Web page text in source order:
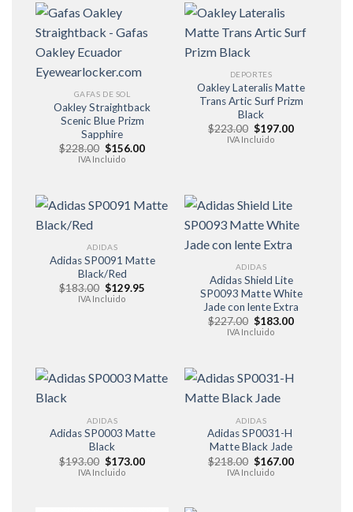
GAFAS DE SOL
Oakley Straightback
Scenic Blue Prizm
Sapphire
$228.00 El
precio
$156.00El
IVA Incluido
DEPORTES
Oakley Lateralis Matte
Trans Artic Surf Prizm
Black
$223.00 El
precio
$197.00El
IVA Incluido
ADIDAS
Adidas SP0091 Matte
Black/Red
$183.00 El
precio
$129.95
IVA Incluido
ADIDAS
Adidas Shield Lite
SP0093 Matte White
Jade con lente Extra
$227.00 El
precio
$183.00El
IVA Incluido
ADIDAS
Adidas SP0003 Matte
Black
$193.00 El
precio
$173.00El
IVA Incluido
ADIDAS
Adidas SP0031-H
Matte Black Jade
$218.00 El
precio
$167.00El
IVA Incluido